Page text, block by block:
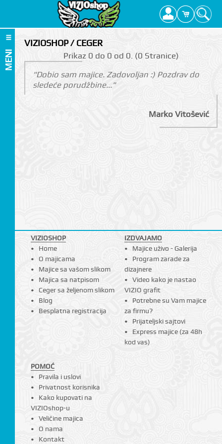
MENI
VIZIOSHOP / CEGER
Prikаz 0 do 0 оd 0. (0 Strаnicе)
"Dobio sam majice. Zadovoljan :) Pozdrav do
sledeće porudžbine..."
Marko Vitošević
VIZIOSHOP
Home
O majicama
Majice sa vašom slikom
Majica sa natpisom
Ceger sa željenom slikom
Blog
Besplatna registracija
IZDVAJAMO
Majice uživo - Galerija
Program zarade za
dizajnere
Video kako je nastao
VIZIO grafit
Potrebne su Vam majice
za firmu?
Prijateljski sajtovi
Express majice (za 48h
kod vas)
POMOĆ
Pravila i uslovi
Privatnost korisnika
Kako kupovati na
VIZIOshop-u
Veličine majica
O nama
Kontakt